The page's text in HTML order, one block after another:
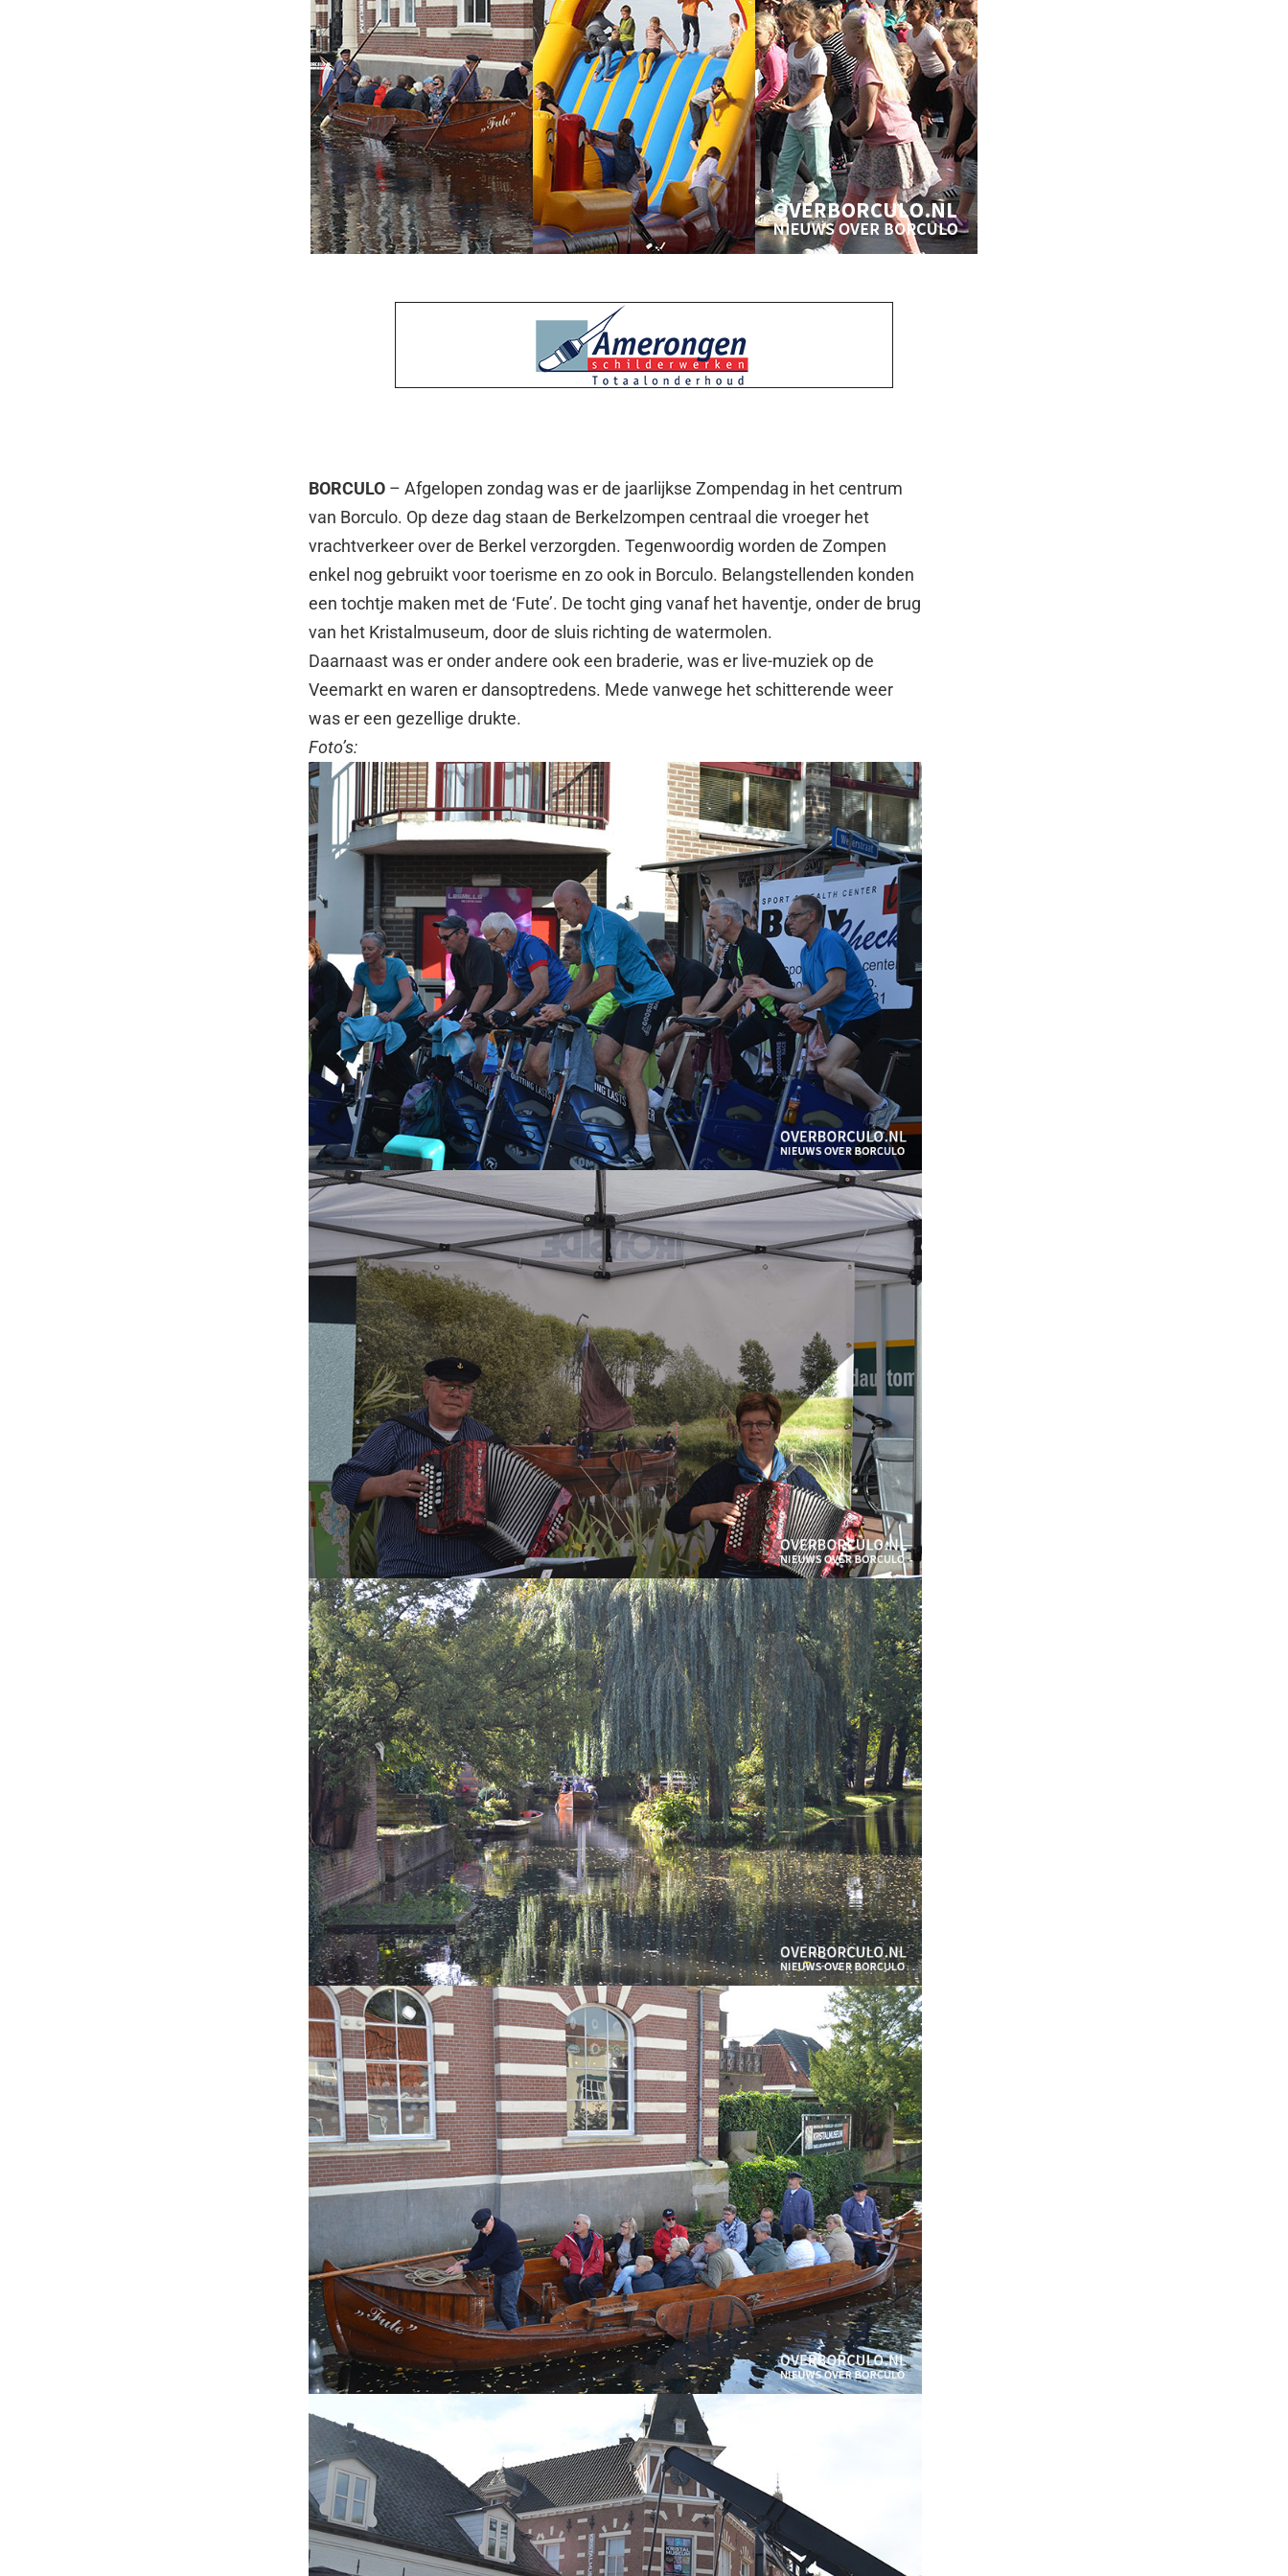
BORCULO – Afgelopen zondag was er de jaarlijkse Zompendag in het centrum
van Borculo. Op deze dag staan de Berkelzompen centraal die vroeger het
vrachtverkeer over de Berkel verzorgden. Tegenwoordig worden de Zompen
enkel nog gebruikt voor toerisme en zo ook in Borculo. Belangstellenden konden
een tochtje maken met de ‘Fute’. De tocht ging vanaf het haventje, onder de brug
van het Kristalmuseum, door de sluis richting de watermolen.
Daarnaast was er onder andere ook een braderie, was er live-muziek op de
Veemarkt en waren er dansoptredens. Mede vanwege het schitterende weer
was er een gezellige drukte.
Foto’s: